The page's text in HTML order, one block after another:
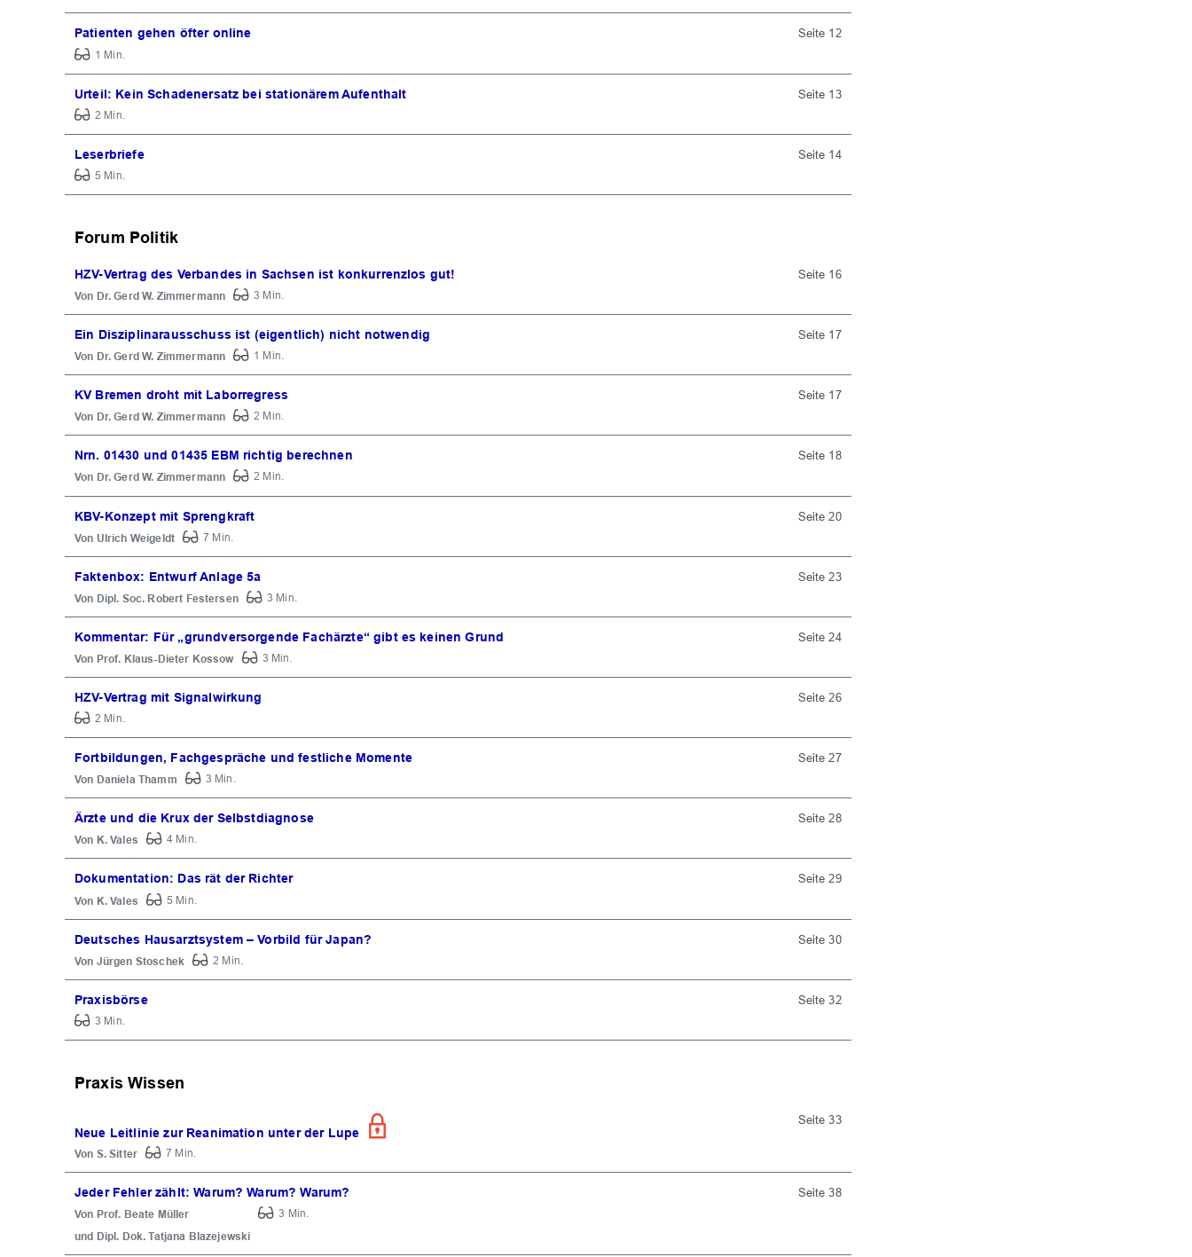
OK
Patienten gehen öfter online Seite 12
1 Min.
Urteil: Kein Schadenersatz bei stationärem Aufenthalt Seite 13
2 Min.
Leserbriefe Seite 14
5 Min.
Forum Politik
HZV-Vertrag des Verbandes in Sachsen ist konkurrenzlos gut!
Seite 16
Dr. Gerd W. Zimmermann
3 Min.
Ein Disziplinarausschuss ist (eigentlich) nicht notwendig
Seite 17
Dr. Gerd W. Zimmermann
1 Min.
KV Bremen droht mit Laborregress
Seite 17
Dr. Gerd W. Zimmermann
2 Min.
Nrn. 01430 und 01435 EBM richtig berechnen
Seite 18
Dr. Gerd W. Zimmermann
2 Min.
KBV-Konzept mit Sprengkraft
Seite 20
Ulrich Weigeldt
7 Min.
Faktenbox: Entwurf Anlage 5a
Seite 23
Dipl. Soc. Robert Festersen
3 Min.
Kommentar: Für „grundversorgende Fachärzte“ gibt es keinen Grund
Seite 24
Prof. Klaus-Dieter Kossow
3 Min.
HZV-Vertrag mit Signalwirkung Seite 26
2 Min.
Fortbildungen, Fachgespräche und festliche Momente
Seite 27
Daniela Thamm
3 Min.
Ärzte und die Krux der Selbstdiagnose
Seite 28
K. Vales
4 Min.
Dokumentation: Das rät der Richter
Seite 29
K. Vales
5 Min.
Deutsches Hausarztsystem – Vorbild für Japan?
Seite 30
Jürgen Stoschek
2 Min.
Praxisbörse Seite 32
3 Min.
Praxis Wissen
Neue Leitlinie zur Reanimation unter der Lupe
Seite 33
S. Sitter 7 Min.
Jeder Fehler zählt: Warum? Warum? Warum?
Seite 38
Prof. Beate Müller
Dipl. Dok. Tatjana Blazejewski
3 Min.